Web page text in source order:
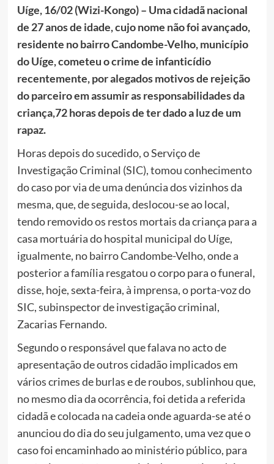
Uíge, 16/02 (Wizi-Kongo) – Uma cidadã nacional
de 27 anos de idade, cujo nome não foi avançado,
residente no bairro Candombe-Velho, município
do Uíge, cometeu o crime de infanticídio
recentemente, por alegados motivos de rejeição
do parceiro em assumir as responsabilidades da
criança,72 horas depois de ter dado a luz de um
rapaz.
Horas depois do sucedido, o Serviço de
Investigação Criminal (SIC), tomou conhecimento
do caso por via de uma denúncia dos vizinhos da
mesma, que, de seguida, deslocou-se ao local,
tendo removido os restos mortais da criança para a
casa mortuária do hospital municipal do Uíge,
igualmente, no bairro Candombe-Velho, onde a
posterior a família resgatou o corpo para o funeral,
disse, hoje, sexta-feira, à imprensa, o porta-voz do
SIC, subinspector de investigação criminal,
Zacarias Fernando.
Segundo o responsável que falava no acto de
apresentação de outros cidadão implicados em
vários crimes de burlas e de roubos, sublinhou que,
no mesmo dia da ocorrência, foi detida a referida
cidadã e colocada na cadeia onde aguarda-se até o
anunciou do dia do seu julgamento, uma vez que o
caso foi encaminhado ao ministério público, para